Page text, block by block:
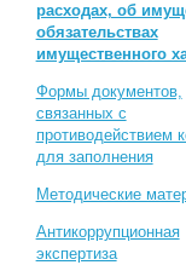
расходах, об
обязательствах
имущественного
Формы документов,
связанных с
противодействием
для заполнения
Методические
Антикоррупционная
экспертиза